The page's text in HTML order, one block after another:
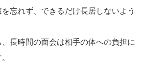
忘れず、できるだけ長居しないよう
長時間の面会は相手の体への負担に